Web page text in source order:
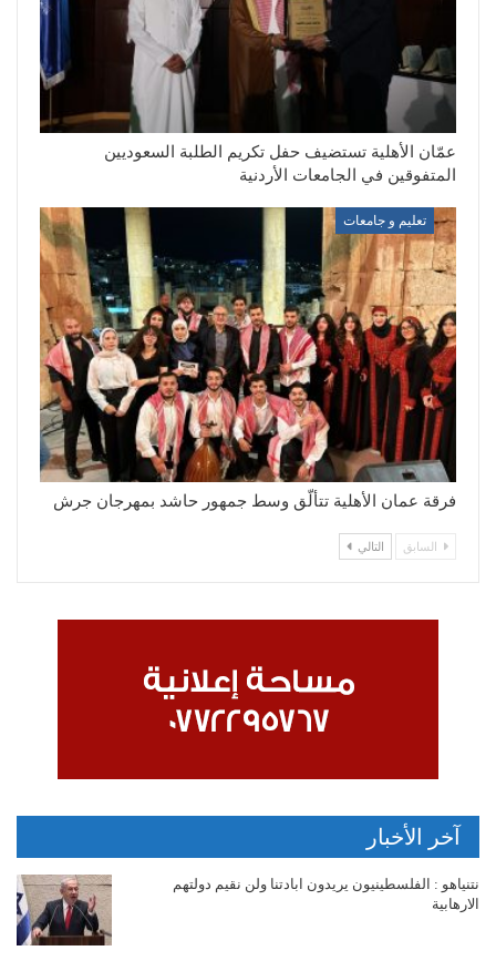
عمّان الأهلية تستضيف حفل تكريم الطلبة السعوديين
المتفوقين في الجامعات الأردنية
تعليم و جامعات
فرقة عمان الأهلية تتألّق وسط جمهور حاشد بمهرجان جرش
السابق التالي
آخر الأخبار
نتنياهو : الفلسطينيون يريدون ابادتنا ولن نقيم دولتهم
الارهابية